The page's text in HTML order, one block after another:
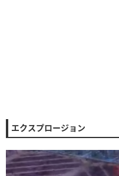
エクスプロージョン